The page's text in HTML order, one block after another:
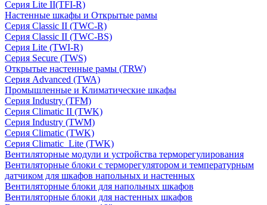
Серия Lite II(TFI-R)
Настенные шкафы и Открытые рамы
Серия Classic II (TWC-R)
Серия Classic II (TWC-BS)
Серия Lite (TWI-R)
Серия Secure (TWS)
Открытые настенные рамы (TRW)
Серия Advanced (TWA)
Промышленные и Климатические шкафы
Серия Industry (TFM)
Серия Climatic II (TWK)
Серия Industry (TWM)
Серия Climatic (TWK)
Серия Climatic_Lite (TWK)
Вентиляторные модули и устройства терморегулирования
Вентиляторные блоки с терморегулятором и температурным
датчиком для шкафов напольных и настенных
Вентиляторные блоки для напольных шкафов
Вентиляторные блоки для настенных шкафов